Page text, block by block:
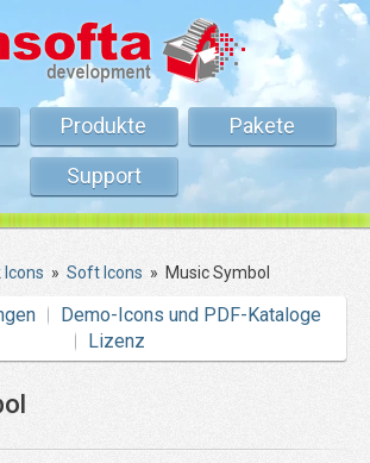
Produkte
Pakete
Support
Icons » Soft Icons » Music Symbol
Demo-Icons und PDF-Kataloge
Lizenz